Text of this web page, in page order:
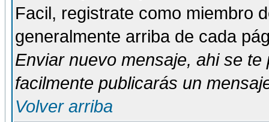
Facil, registrate como miembro
generalmente arriba de cada
Enviar nuevo mensaje, ahi se te
facilmente publicarás un
Volver arriba